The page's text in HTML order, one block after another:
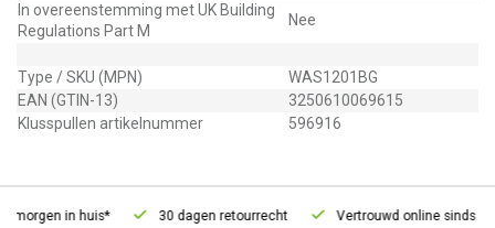
In overeenstemming met UK Building
Regulations Part M
Nee
Type / SKU (MPN)
WAS1201BG
EAN (GTIN-13)
3250610069615
Klusspullen artikelnummer
596916
in huis* 30 dagen retourrecht Vertrouwd online sinds 2006